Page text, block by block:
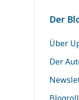
Der
Über
Der